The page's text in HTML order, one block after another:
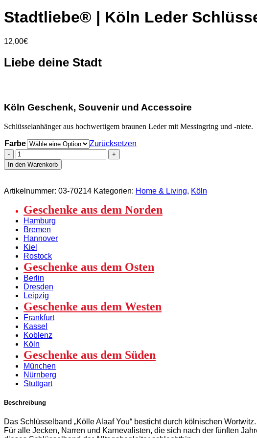
Stadtliebe® | Köln Leder
12,00€
Liebe deine Stadt
Köln Geschenk, Souvenir und Accessoire
Schlüsselanhänger aus hochwertigem braunen Leder mit Messingring und -niete.
Farbe
Zurücksetzen
Stadtliebe®
|
Köln
Schlüsselanhänger
Metall
Ring
„Kölle
Alaaf
You!“
Menge
In den Warenkorb
Artikelnummer: 03-70214 Kategorien: Home & Living, Köln
Geschenke aus dem Norden
Hamburg
Bremen
Hannover
Kiel
Rostock
Geschenke aus dem Osten
Berlin
Dresden
Leipzig
Geschenke aus dem Westen
Frankfurt
Kassel
Koblenz
Köln
Geschenke aus dem Süden
München
Nürnberg
Stuttgart
Beschreibung
Das Schlüsselband „Kölle Alaaf You“ besticht durch kölnischen Wortwitz.
Für alle Jecken, Narren und Karnevalisten, die sich nach der fünften